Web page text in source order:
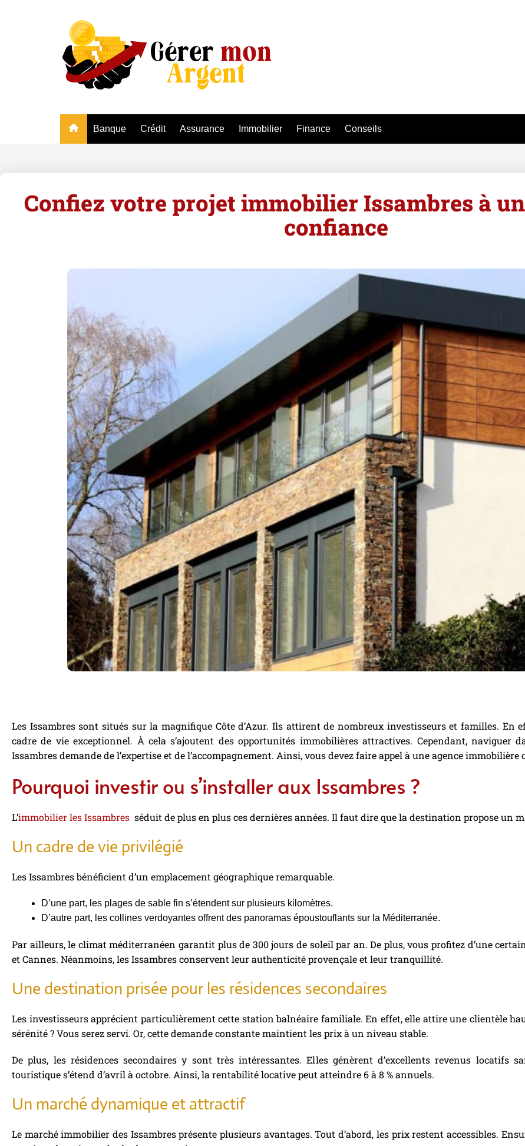
Banque Crédit Assurance Immobilier Finance Conseils
Confiez votre projet immobilier Issambres à
confiance
Les Issambres sont situés sur la magnifique Côte d’Azur. Ils attirent de nombreux investisseurs et familles. En
cadre de vie exceptionnel. À cela s’ajoutent des opportunités immobilières attractives. Cependant, naviguer
Issambres demande de l’expertise et de l’accompagnement. Ainsi, vous devez faire appel à une agence immobilière
Pourquoi investir ou s’installer aux Issambres ?
L’immobilier les Issambres séduit de plus en plus ces dernières années. Il faut dire que la destination propose un
Un cadre de vie privilégié
Les Issambres bénéficient d’un emplacement géographique remarquable.
D’une part, les plages de sable fin s’étendent sur plusieurs kilomètres.
D’autre part, les collines verdoyantes offrent des panoramas époustouflants sur la Méditerranée.
Par ailleurs, le climat méditerranéen garantit plus de 300 jours de soleil par an. De plus, vous profitez d’une
et Cannes. Néanmoins, les Issambres conservent leur authenticité provençale et leur tranquillité.
Une destination prisée pour les résidences secondaires
Les investisseurs apprécient particulièrement cette station balnéaire familiale. En effet, elle attire une clientèle
sérénité ? Vous serez servi. Or, cette demande constante maintient les prix à un niveau stable.
De plus, les résidences secondaires y sont très intéressantes. Elles génèrent d’excellents revenus locatifs
touristique s’étend d’avril à octobre. Ainsi, la rentabilité locative peut atteindre 6 à 8 % annuels.
Un marché dynamique et attractif
Le marché immobilier des Issambres présente plusieurs avantages. Tout d’abord, les prix restent accessibles.